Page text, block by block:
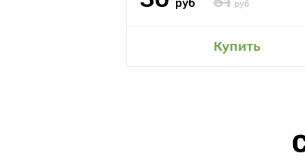
руб руб
Купить